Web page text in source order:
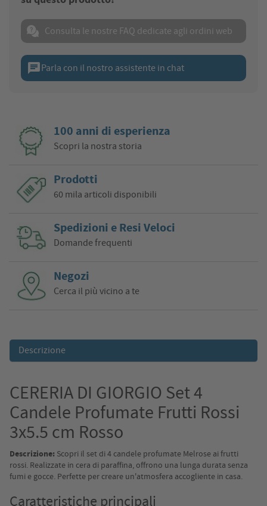
Consulta le nostre FAQ dedicate agli ordini web
chatParla con il nostro assistente in chat
100 anni di esperienza
Scopri la nostra storia
Prodotti
60 mila articoli disponibili
Spedizioni e Resi Veloci
Domande frequenti
Negozi
Cerca il più vicino a te
Descrizione
CERERIA DI GIORGIO Set 4
Candele Profumate Frutti Rossi
3x5.5 cm Rosso
Descrizione: Scopri il set di 4 candele profumate Melrose ai frutti
rossi. Realizzate in cera di paraffina, offrono una lunga durata senza
fumi e gocce. Perfette per creare un'atmosfera accogliente in casa.
Caratteristiche principali